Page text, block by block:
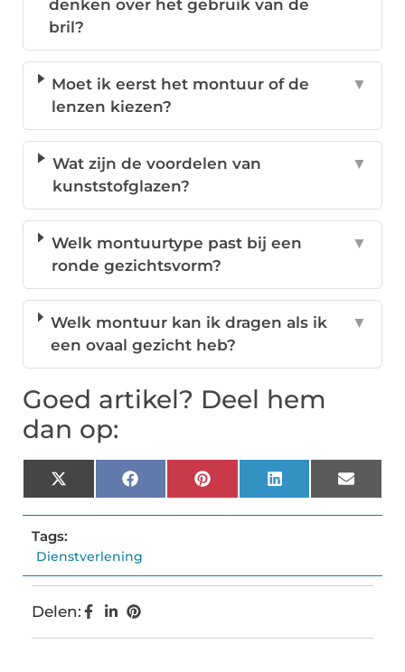
denken over het gebruik van de
bril?
Moet ik eerst het montuur of de
lenzen kiezen?
▼
Wat zijn de voordelen van
kunststofglazen?
▼
Welk montuurtype past bij een
ronde gezichtsvorm?
▼
Welk montuur kan ik dragen als ik
een ovaal gezicht heb?
▼
Goed artikel? Deel hem
dan op:
X
(Twitter)
FacebookPinterestLinkedInEmail
Tags:
Dienstverlening
Delen: